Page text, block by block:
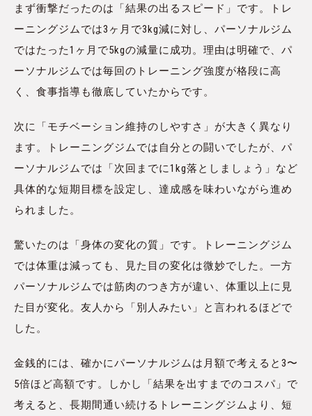
まず衝撃だったのは「結果の出るスピード」です。トレ
ーニングジムでは3ヶ月で3kg減に対し、パーソナルジム
ではたった1ヶ月で5kgの減量に成功。理由は明確で、パ
ーソナルジムでは毎回のトレーニング強度が格段に高
く、食事指導も徹底していたからです。
次に「モチベーション維持のしやすさ」が大きく異なり
ます。トレーニングジムでは自分との闘いでしたが、パ
ーソナルジムでは「次回までに1kg落としましょう」など
具体的な短期目標を設定し、達成感を味わいながら進め
られました。
驚いたのは「身体の変化の質」です。トレーニングジム
では体重は減っても、見た目の変化は微妙でした。一方
パーソナルジムでは筋肉のつき方が違い、体重以上に見
た目が変化。友人から「別人みたい」と言われるほどで
した。
金銭的には、確かにパーソナルジムは月額で考えると3〜
5倍ほど高額です。しかし「結果を出すまでのコスパ」で
考えると、長期間通い続けるトレーニングジムより、短